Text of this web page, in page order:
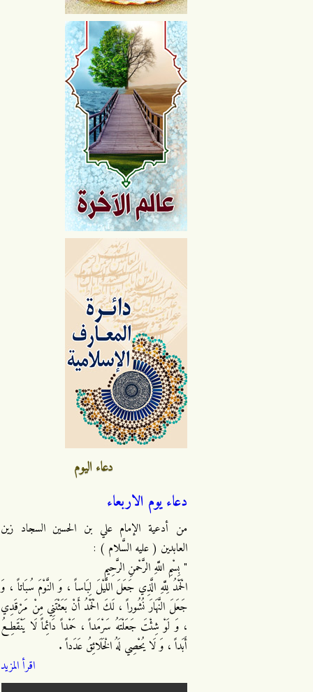
دعاء اليوم
دعاء يوم الاربعاء
من أدعية الإمام علي بن الحسين السجاد زين
العابدين ( عليه السَّلام ) :
" بِسْمِ اللَّهِ الرَّحْمنِ الرَّحِيمِ
الْحَمْدُ لِلَّهِ الَّذِي جَعَلَ اللَّيْلَ لِبَاساً ، وَ النَّوْمَ سُبَاتاً ، وَ
جَعَلَ النَّهَارَ نُشُوراً ، لَكَ الْحَمْدُ أَنْ بَعَثْتَنِي مِنْ مَرْقَدِي
، وَ لَوْ شِئْتَ جَعَلْتَهُ سَرْمَداً ، حَمْداً دَائِماً لَا يَنْقَطِعُ
أَبَداً ، وَ لَا يُحْصِي لَهُ الْخَلَائِقُ عَدَداً .
اقرأ المزيد